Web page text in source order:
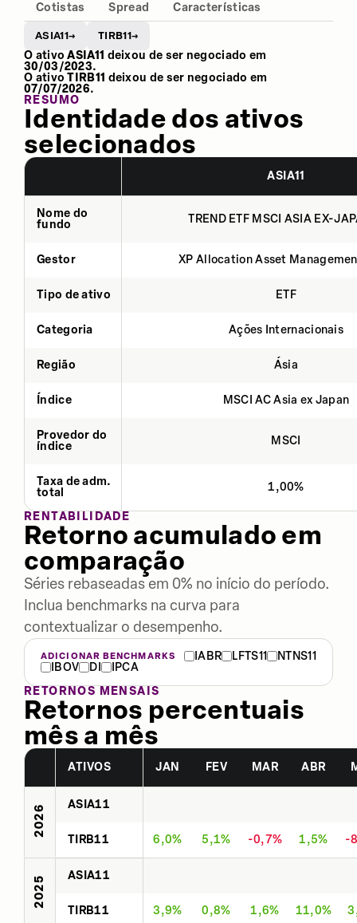
Cotistas
Spread Características
ASIA11→ TIRB11→
O ativoASIA11 deixou de ser negociado em
30/03/2023.
O ativoTIRB11 deixou de ser negociado em
07/07/2026.
RESUMO
Identidade dos ativos
selecionados
ASIA11
Nome do
fundo
TREND ETF MSCI ASIA EX-
Gestor XP Allocation Asset
Tipo de ativo ETF
Categoria Ações Internacionais
Região Ásia
Índice MSCI AC Asia ex Japan
Provedor do
índice
MSCI
Taxa de adm.
total
1,00%
RENTABILIDADE
Retorno acumulado em
comparação
Séries rebaseadas em 0% no início do período.
Inclua benchmarks na curva para
contextualizar o desempenho.
ADICIONAR BENCHMARKS IABR LFTS11
NTNS11
IBOV
DI
IPCA
RETORNOS MENSAIS
Retornos percentuais
mês a mês
ATIVOS JAN FEV MAR ABR
2026 ASIA11
TIRB11 6,0% 5,1% -0,7% 1,5% -
2025 ASIA11
TIRB11 3,9% 0,8% 1,6% 11,0%